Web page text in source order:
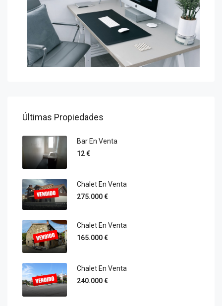
Últimas Propiedades
Bar En Venta
12 €
Chalet En Venta
275.000 €
Chalet En Venta
165.000 €
Chalet En Venta
240.000 €